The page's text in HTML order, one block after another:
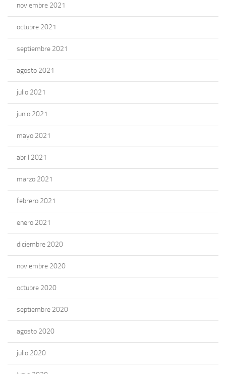
noviembre 2021
octubre 2021
septiembre 2021
agosto 2021
julio 2021
junio 2021
mayo 2021
abril 2021
marzo 2021
febrero 2021
enero 2021
diciembre 2020
noviembre 2020
octubre 2020
septiembre 2020
agosto 2020
julio 2020